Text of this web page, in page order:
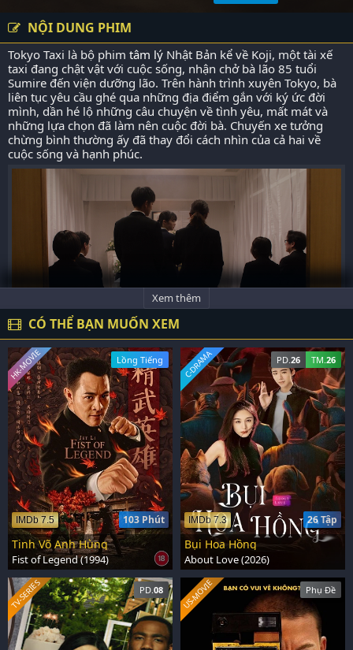
NỘI DUNG PHIM
Tokyo Taxi là bộ phim tâm lý Nhật Bản kể về Koji, một tài xế
taxi đang chật vật với cuộc sống, nhận chở bà lão 85 tuổi
Sumire đến viện dưỡng lão. Trên hành trình xuyên Tokyo, bà
liên tục yêu cầu ghé qua những địa điểm gắn với ký ức đời
mình, dần hé lộ những câu chuyện về tình yêu, mất mát và
những lựa chọn đã làm nên cuộc đời bà. Chuyến xe tưởng
chừng bình thường ấy đã thay đổi cách nhìn của cả hai về
cuộc sống và hạnh phúc.
Xem thêm
CÓ THỂ BẠN MUỐN XEM
Lồng Tiếng
103 Phút
IMDb 7.5
HK-MOVIE
Tinh Võ Anh Hùng
Fist of Legend (1994)
PD. 26 TM. 26
26 Tập
IMDb 7.3
C-DRAMA
Bụi Hoa Hồng
About Love (2026)
PD. 08
TV-SERIES Phụ Đề
US-MOVIE